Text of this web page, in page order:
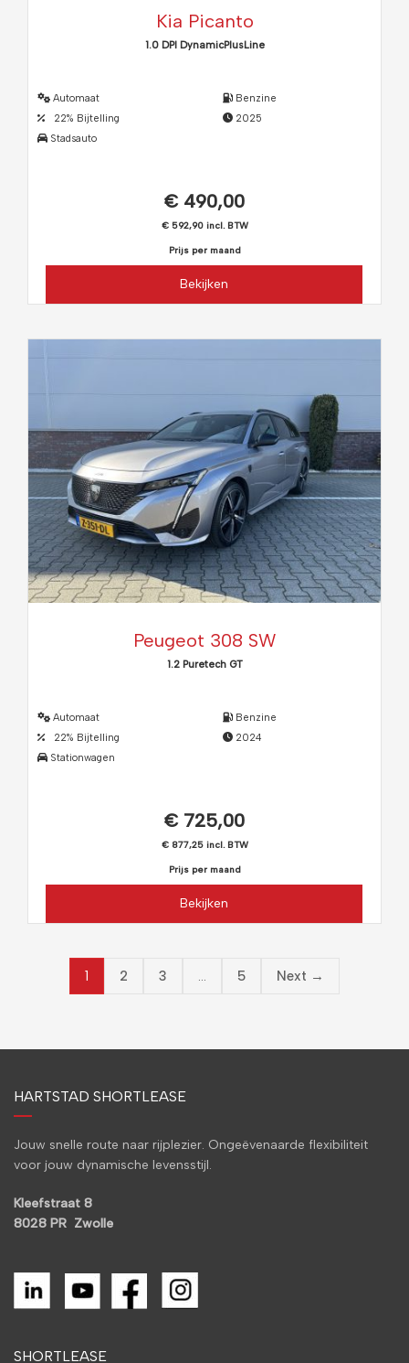
Kia Picanto
1.0 DPI DynamicPlusLine
Automaat
22% Bijtelling
Stadsauto
Benzine
2025
€ 490,00
€ 592,90 incl. BTW
Prijs per maand
Bekijken
Peugeot 308 SW
1.2 Puretech GT
Automaat
22% Bijtelling
Stationwagen
Benzine
2024
€ 725,00
€ 877,25 incl. BTW
Prijs per maand
Bekijken
1 2 3 … 5 Next →
HARTSTAD SHORTLEASE
Jouw snelle route naar rijplezier. Ongeëvenaarde flexibiliteit
voor jouw dynamische levensstijl.
Kleefstraat 8
8028 PR Zwolle
SHORTLEASE